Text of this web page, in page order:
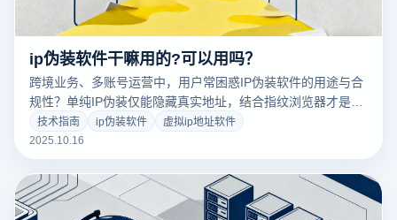
ip伪装软件干嘛用的?可以用吗？
跨境业务、多账号运营中，用户常困惑IP伪装软件的用途与合
规性？单纯IP伪装仅能隐藏真实地址，结合指纹浏览器才是合
规高效方案，云登指纹浏览器为该领域提供专业支撑。
技术指南 ip伪装软件
虚拟ip地址软件
2025.10.16